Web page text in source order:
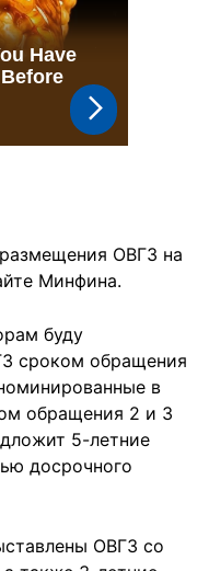
ОВГЗ на
Минфина.
буду
сроком обращения
в
обращения 2 и 3
5-летние
досрочного
ОВГЗ со